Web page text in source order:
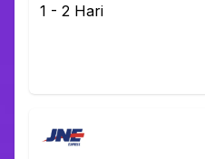
1 - 2 Hari